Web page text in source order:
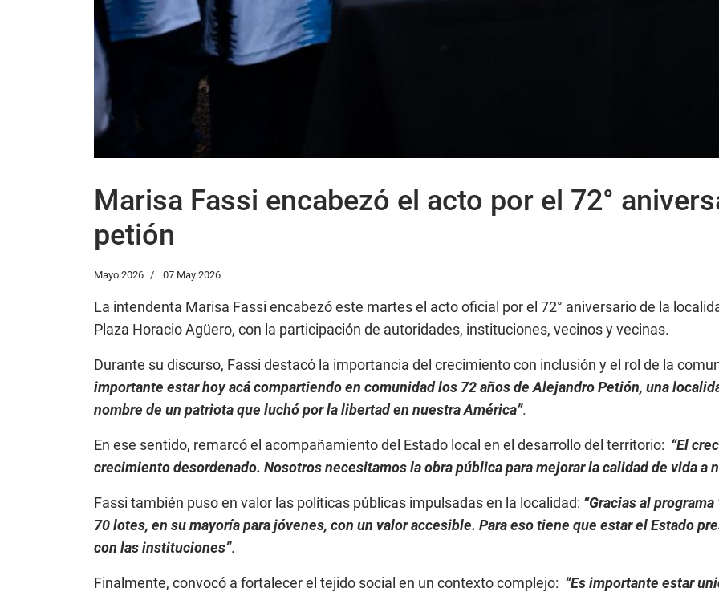
Marisa Fassi encabezó el acto por el 72°
petión
Mayo 2026 07 May 2026
La intendenta Marisa Fassi encabezó este martes el acto oficial por el 72° aniversario de la
Plaza Horacio Agüero, con la participación de autoridades, instituciones, vecinos y vecinas.
Durante su discurso, Fassi destacó la importancia del crecimiento con inclusión y el rol de la
importante estar hoy acá compartiendo en comunidad los 72 años de Alejandro Petión, una
nombre de un patriota que luchó por la libertad en nuestra América”.
En ese sentido, remarcó el acompañamiento del Estado local en el desarrollo del territorio: “El
crecimiento desordenado. Nosotros necesitamos la obra pública para mejorar la calidad de vida a
Fassi también puso en valor las políticas públicas impulsadas en la localidad: “Gracias al
70 lotes, en su mayoría para jóvenes, con un valor accesible. Para eso tiene que estar el Estado
con las instituciones”.
Finalmente, convocó a fortalecer el tejido social en un contexto complejo: “Es importante estar